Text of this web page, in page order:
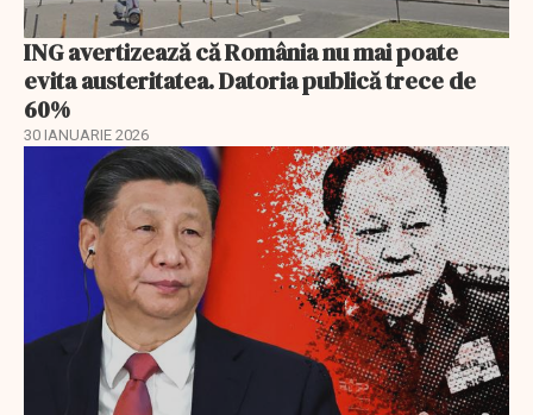
ING avertizează că România nu mai poate
evita austeritatea. Datoria publică trece de
60%
30 IANUARIE 2026